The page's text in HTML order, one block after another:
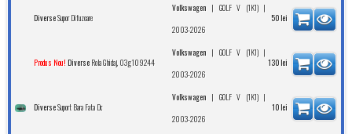
DiverseSupor Difuzoare
Volkswagen | GOLF V (1K1)|
2003-2026
50 lei
Produs Nou! Diverse Rola Ghidaj, 03g109244
Volkswagen | GOLF V (1K1)|
2003-2026
130 lei
DiverseSuport Bara Fata Dr.
Volkswagen | GOLF V (1K1)|
2003-2026
10 lei